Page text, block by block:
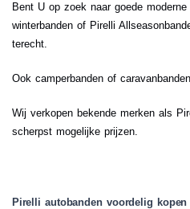
Bent U op zoek naar goede
winterbanden of Pirelli
terecht.
Ook camperbanden of
Wij verkopen bekende merken als
scherpst mogelijke prijzen.
Pirelli autobanden voordelig